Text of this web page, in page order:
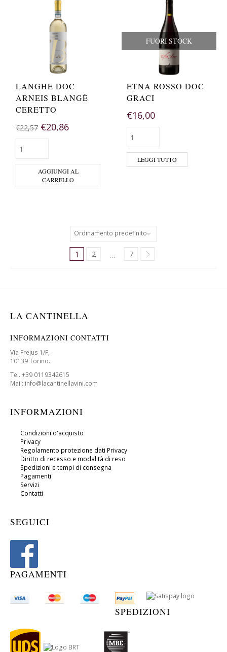
LANGHE DOC
ARNEIS BLANGÈ
CERETTO
€22,57 €20,86
AGGIUNGI AL
CARRELLO
FUORI STOCK
ETNA ROSSO DOC
GRACI
€16,00
LEGGI TUTTO
1 2 … 7
LA CANTINELLA
INFORMAZIONI CONTATTI
Via Frejus 1/F,
10139 Torino.
Tel. +39 0119342615
Mail: info@lacantinellavini.com
INFORMAZIONI
Condizioni d'acquisto
Privacy
Regolamento protezione dati Privacy
Diritto di recesso e modalità di reso
Spedizioni e tempi di consegna
Pagamenti
Servizi
Contatti
SEGUICI
PAGAMENTI
SPEDIZIONI